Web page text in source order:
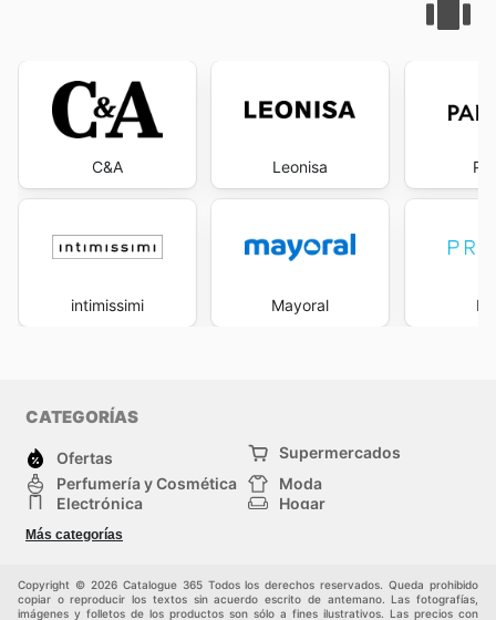
C&A
intimissimi
Leonisa
Mayoral
CATEGORÍAS
Ofertas
Supermercados
Perfumería y Cosmética
Moda
Electrónica
Hogar
Deporte
Juguetes y bebés
Más categorías
Copyright © 2026 Catalogue 365 Todos los derechos reservados. Queda prohibido
copiar o reproducir los textos sin acuerdo escrito de antemano. Las fotografías,
imágenes y folletos de los productos son sólo a fines ilustrativos. Las precios con